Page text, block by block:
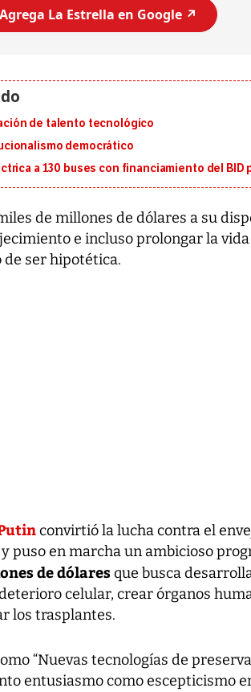
Agrega La Estrella en Google ↗️
de talento tecnológico
democrático
a 130 buses con financiamiento del BID
de millones de dólares a su
e incluso prolongar la
de ser hipotética.
convirtió la lucha contra el
puso en marcha un ambicioso
de dólaresque busca
celular, crear órganos
los trasplantes.
“Nuevas tecnologías de
entusiasmo como escepticismo